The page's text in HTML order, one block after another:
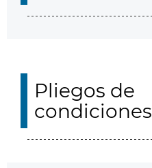
Pliegos de
condiciones